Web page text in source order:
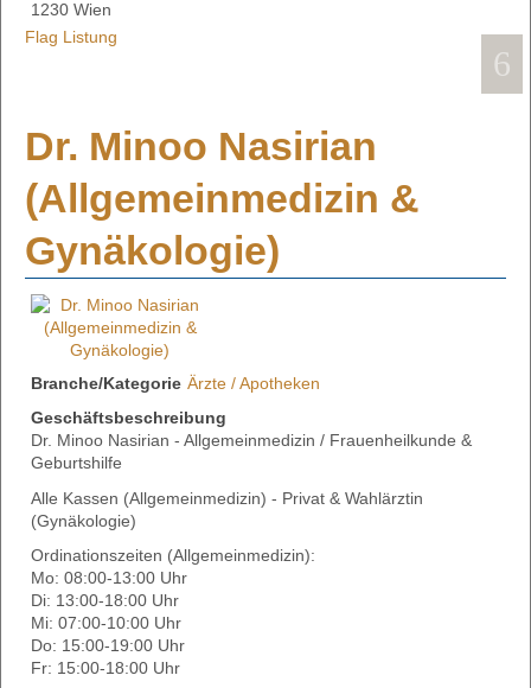
1230 Wien
Flag Listung
Dr. Minoo Nasirian
(Allgemeinmedizin &
Gynäkologie)
Branche/Kategorie Ärzte / Apotheken
Geschäftsbeschreibung
Dr. Minoo Nasirian - Allgemeinmedizin / Frauenheilkunde &
Geburtshilfe
Alle Kassen (Allgemeinmedizin) - Privat & Wahlärztin
(Gynäkologie)
Ordinationszeiten (Allgemeinmedizin):
Mo: 08:00-13:00 Uhr
Di: 13:00-18:00 Uhr
Mi: 07:00-10:00 Uhr
Do: 15:00-19:00 Uhr
Fr: 15:00-18:00 Uhr